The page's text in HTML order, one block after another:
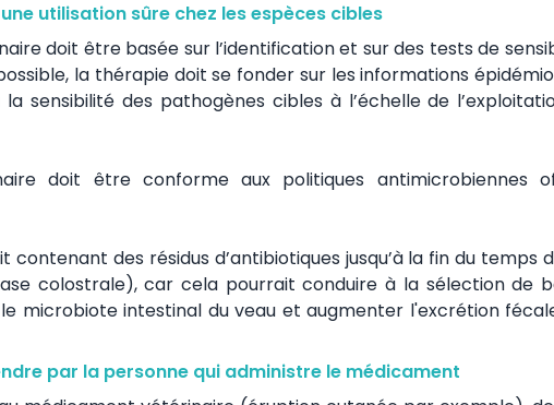
utilisation sûre chez les espèces cibles
doit être basée sur l’identification et sur des tests de
la thérapie doit se fonder sur les informations
sensibilité des pathogènes cibles à l’échelle de
doit être conforme aux politiques antimicrobiennes
contenant des résidus d’antibiotiques jusqu’à la fin du temps
colostrale), car cela pourrait conduire à la sélection de
microbiote intestinal du veau et augmenter l'excrétion
par la personne qui administre le médicament